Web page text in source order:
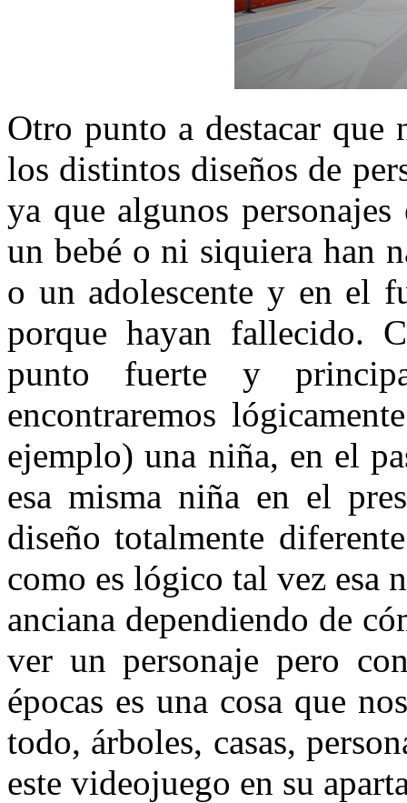
Otro punto a destacar que
los distintos diseños de
ya que algunos
un bebé o ni siquiera han
o un adolescente y en el
porque hayan fallecido.
punto fuerte y
encontraremos
ejemplo) una niña, en el
esa misma niña en el
diseño totalmente
como es lógico tal vez esa
anciana dependiendo de
ver un personaje pero
épocas es una cosa que
todo, árboles, casas,
este videojuego en su